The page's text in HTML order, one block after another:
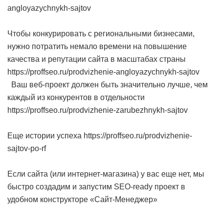
angloyazychnykh-sajtov
Чтобы конкурировать с региональными бизнесами,
нужно потратить немало времени на повышение
качества и репутации сайта в масштабах страны
https://proffseo.ru/prodvizhenie-angloyazychnykh-sajtov
Ваш веб-проект должен быть значительно лучше, чем
каждый из конкурентов в отдельности
https://proffseo.ru/prodvizhenie-zarubezhnykh-sajtov
Еще истории успеха https://proffseo.ru/prodvizhenie-
sajtov-po-rf
Если сайта (или интернет-магазина) у вас еще нет, мы
быстро создадим и запустим SEO-ready проект в
удобном конструкторе «Сайт-Менеджер»